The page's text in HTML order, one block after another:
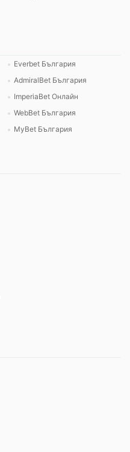
Everbet България
AdmiralBet България
ImperiaBet Онлайн
WebBet България
MyBet България